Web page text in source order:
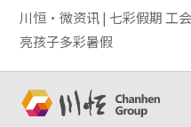
川恒·微资讯 | 七彩假期
亮孩子多彩暑假